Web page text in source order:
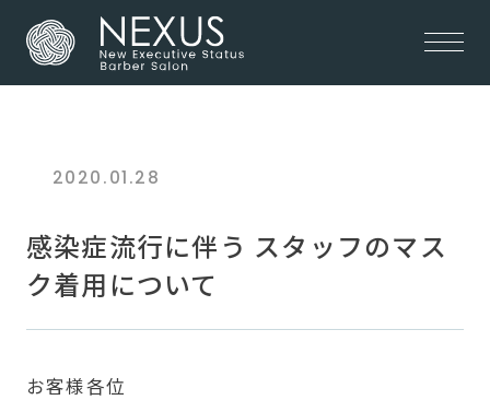
感染症流行に伴う スタッフのマス
ク着用について
2020.01.28
お客様各位